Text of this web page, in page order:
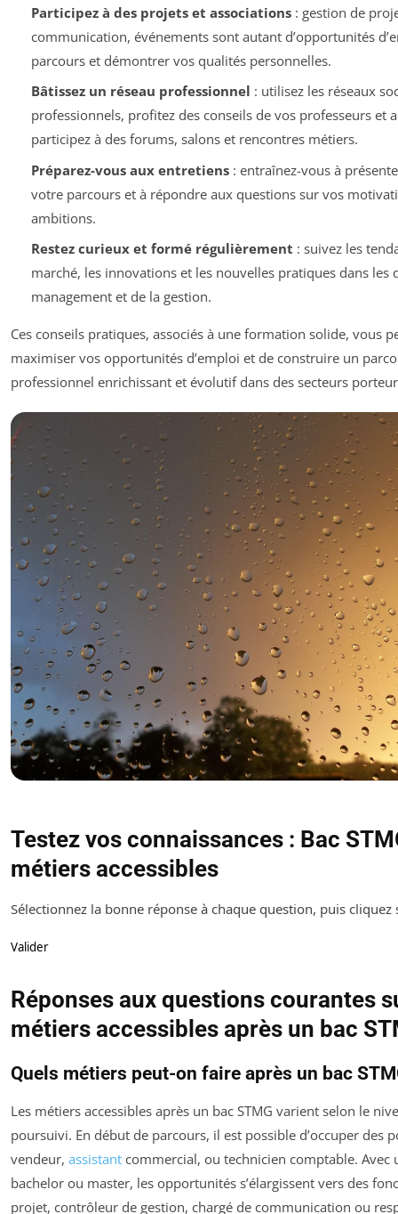
Participez à des projets et associations: gestion de
communication, événements sont autant d’opportunités
parcours et démontrer vos qualités personnelles.
Bâtissez un réseau professionnel : utilisez les réseaux
professionnels, profitez des conseils de vos professeurs et
participez à des forums, salons et rencontres métiers.
Préparez-vous aux entretiens: entraînez-vous à
votre parcours et à répondre aux questions sur vos
ambitions.
Restez curieux et formé régulièrement : suivez les
marché, les innovations et les nouvelles pratiques dans les
management et de la gestion.
Ces conseils pratiques, associés à une formation solide, vous
maximiser vos opportunités d’emploi et de construire un
professionnel enrichissant et évolutif dans des secteurs
Testez vos connaissances : Bac
métiers accessibles
Sélectionnez la bonne réponse à chaque question, puis cliquez
Valider
Réponses aux questions courantes
métiers accessibles après un bac
Quels métiers peut-on faire après un bac
Les métiers accessibles après un bac STMG varient selon le
poursuivi. En début de parcours, il est possible d’occuper des
vendeur, assistant commercial, ou technicien comptable. Avec
bachelor ou master, les opportunités s’élargissent vers des
projet, contrôleur de gestion, chargé de communication ou